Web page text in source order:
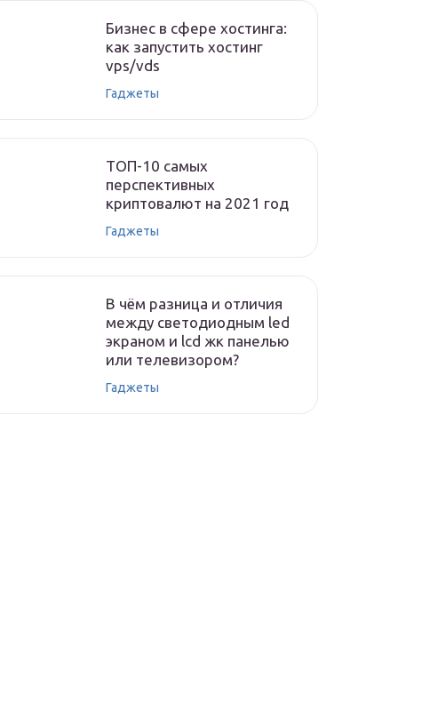
Бизнес в сфере хостинга:
как запустить хостинг
vps/vds
Гаджеты
ТОП-10 самых
перспективных
криптовалют на 2021 год
Гаджеты
В чём разница и отличия
между светодиодным led
экраном и lcd жк панелью
или телевизором?
Гаджеты